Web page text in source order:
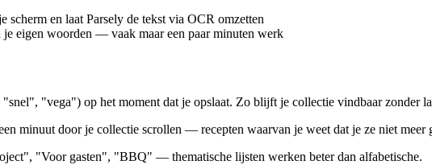
scherm en laat Parsely de tekst via OCR omzetten
je eigen woorden — vaak maar een paar minuten werk
"vega") op het moment dat je opslaat. Zo blijft je collectie vindbaar zonder
minuut door je collectie scrollen — recepten waarvan je weet dat je ze niet
"Voor gasten", "BBQ" — thematische lijsten werken beter dan alfabetische.